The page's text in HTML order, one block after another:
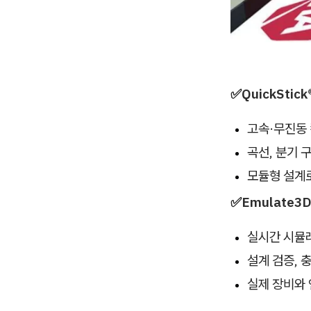
✅QuickStick®
고속·무진
곡선, 분기
모듈형 설계
✅
실시간 시뮬
설계 검증,
실제 장비와